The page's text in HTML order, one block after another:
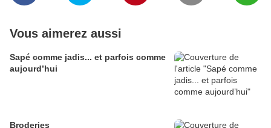
Vous aimerez aussi
Sapé comme jadis... et parfois comme
aujourd’hui
Broderies